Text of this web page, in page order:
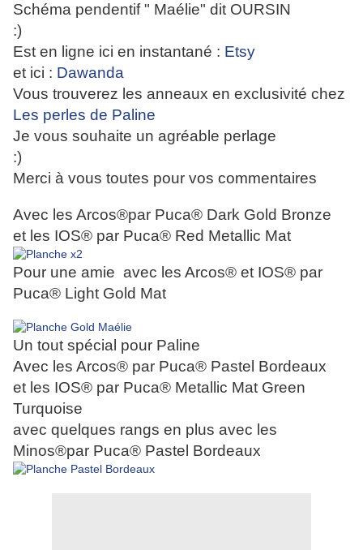
Schéma pendentif " Maélie" dit OURSIN
:)
Est en ligne ici en instantané : Etsy
et ici : Dawanda
Vous trouverez les anneaux en exclusivité chez
Les perles de Paline
Je vous souhaite un agréable perlage
:)
Merci à vous toutes pour vos commentaires
Avec les Arcos®par Puca® Dark Gold Bronze
et les IOS® par Puca® Red Metallic Mat
Pour une amie avec les Arcos® et IOS® par
Puca® Light Gold Mat
Un tout spécial pour Paline
Avec les Arcos® par Puca® Pastel Bordeaux
et les IOS® par Puca® Metallic Mat Green
Turquoise
avec quelques rangs en plus avec les
Minos®par Puca® Pastel Bordeaux